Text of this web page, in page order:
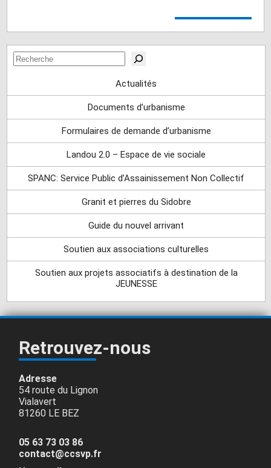
Rechercher
Actualités
Documents d’urbanisme
Formulaires de demande d’urbanisme
Landou 2.0 – Espace de vie sociale
SPANC: Service Public d’Assainissement Non Collectif
Granit et pierres du Sidobre
Guide du nouvel arrivant
Soutien aux associations culturelles
Soutien aux projets associatifs à destination de la
JEUNESSE
Retrouvez-nous
Adresse
54 route du Lignon
Vialavert
81260 LE BEZ
05 63 73 03 86
contact@ccsvp.fr